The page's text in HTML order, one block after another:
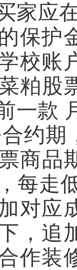
家应
保护
校账
粕股
一款
约期
商品
每走
对应
，追
作装